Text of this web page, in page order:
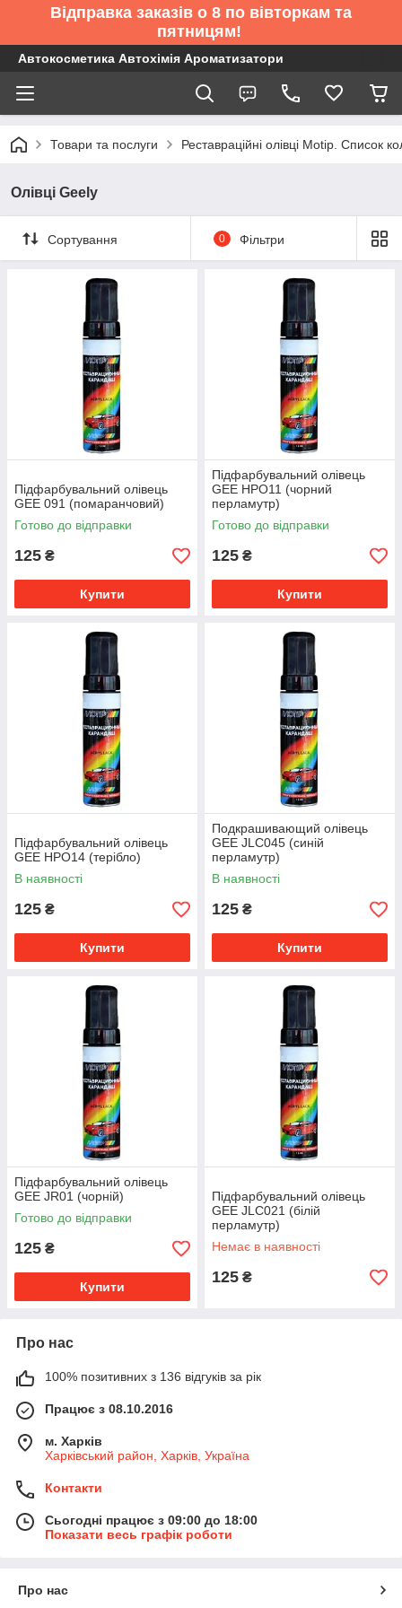
Відправка заказів о 8 по вівторкам та
пятницям!
Автокосметика Автохімія Ароматизатори
Товари та послуги Реставраційні олівці Motip. Список
Олівці Geely
Сортування 0 Фільтри
Підфарбувальний олівець
GEE 091 (помаранчовий)
Готово до відправки
125 ₴
Купити
Підфарбувальний олівець
GEE HPO11 (чорний
перламутр)
Готово до відправки
125 ₴
Купити
Підфарбувальний олівець
GEE HPO14 (терібло)
В наявності
125 ₴
Купити
Подкрашивающий олівець
GEE JLC045 (синій
перламутр)
В наявності
125 ₴
Купити
Підфарбувальний олівець
GEE JR01 (чорній)
Готово до відправки
125 ₴
Купити
Підфарбувальний олівець
GEE JLC021 (білій
перламутр)
Немає в наявності
125 ₴
Про нас
100% позитивних з 136 відгуків за рік
Працює з 08.10.2016
м. Харків
Харківський район, Харків, Україна
Контакти
Сьогодні працює з 09:00 до 18:00
Показати весь графік роботи
Про нас